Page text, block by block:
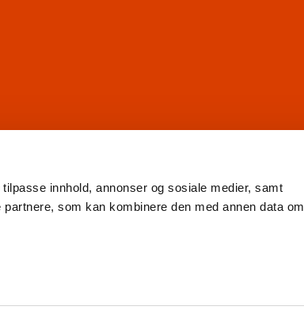
innhold, annonser og sosiale medier, samt
som kan kombinere den med annen data om